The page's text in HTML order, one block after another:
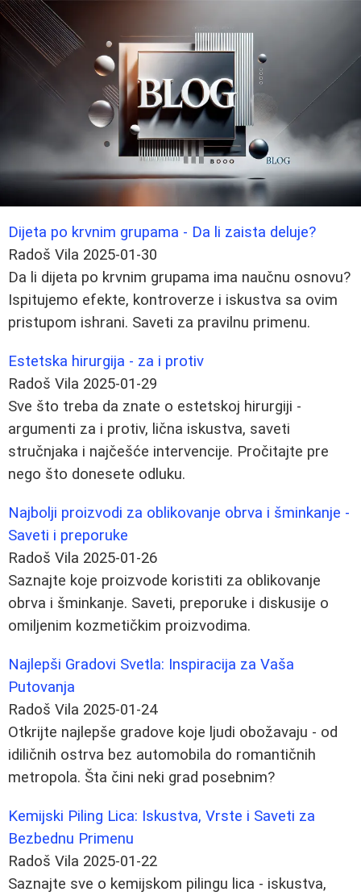
Dijeta po krvnim grupama - Da li zaista deluje?
Radoš Vila 2025-01-30
Da li dijeta po krvnim grupama ima naučnu osnovu?
Ispitujemo efekte, kontroverze i iskustva sa ovim
pristupom ishrani. Saveti za pravilnu primenu.
Estetska hirurgija - za i protiv
Radoš Vila 2025-01-29
Sve što treba da znate o estetskoj hirurgiji -
argumenti za i protiv, lična iskustva, saveti
stručnjaka i najčešće intervencije. Pročitajte pre
nego što donesete odluku.
Najbolji proizvodi za oblikovanje obrva i šminkanje -
Saveti i preporuke
Radoš Vila 2025-01-26
Saznajte koje proizvode koristiti za oblikovanje
obrva i šminkanje. Saveti, preporuke i diskusije o
omiljenim kozmetičkim proizvodima.
Najlepši Gradovi Svetla: Inspiracija za Vaša
Putovanja
Radoš Vila 2025-01-24
Otkrijte najlepše gradove koje ljudi obožavaju - od
idiličnih ostrva bez automobila do romantičnih
metropola. Šta čini neki grad posebnim?
Kemijski Piling Lica: Iskustva, Vrste i Saveti za
Bezbednu Primenu
Radoš Vila 2025-01-22
Saznajte sve o kemijskom pilingu lica - iskustva,